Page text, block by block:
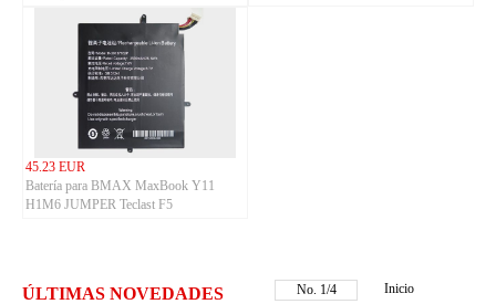
45.23 EUR
Batería para BMAX MaxBook Y11
H1M6 JUMPER Teclast F5
ÚLTIMAS NOVEDADES No. 2/4 Inicio